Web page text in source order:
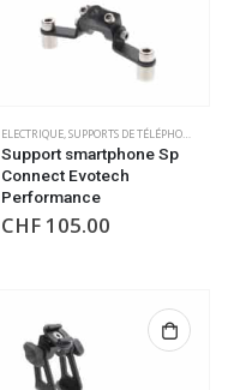
ELECTRIQUE,SUPPORTS DE TÉLÉPHONE/GPS
Support smartphone Sp
Connect Evotech
Performance
CHF 105.00